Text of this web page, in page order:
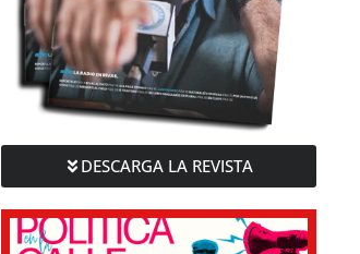
DESCARGA LA REVISTA